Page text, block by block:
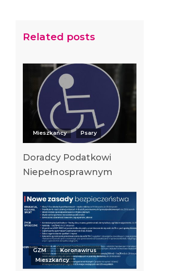
Related posts
Mieszkańcy Psary
Doradcy Podatkowi
Niepełnosprawnym
GZM
Koronawirus
Mieszkańcy